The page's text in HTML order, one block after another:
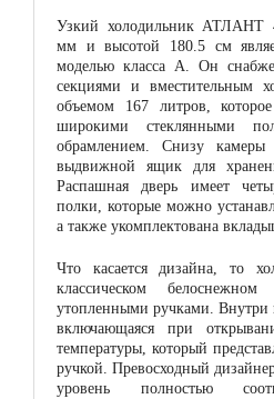
Узкий холодильник АТЛАНТ
мм и высотой 180.5 см
моделью класса А. Он
секциями и вместительным
объемом 167 литров,
широкими стеклянными
обрамлением. Снизу камеры
выдвижной ящик для
Распашная дверь имеет
полки, которые можно
а также укомплектована
Что касается дизайна, то
классическом
утопленными ручками. Внутри
включающаяся при
температуры, который
ручкой. Превосходный
уровень полностью